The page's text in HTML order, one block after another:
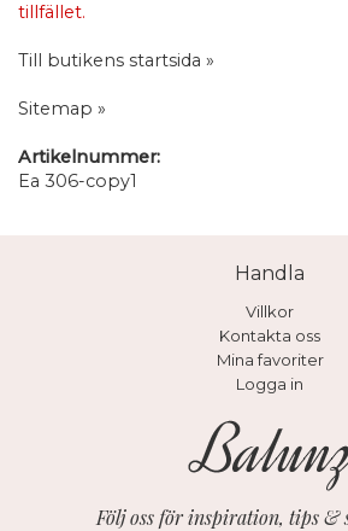
tillfället.
Till butikens startsida »
Sitemap »
Artikelnummer:
Ea 306-copy1
Handla
Villkor
Kontakta oss
Mina favoriter
Logga in
Följ oss för inspiration, tips &